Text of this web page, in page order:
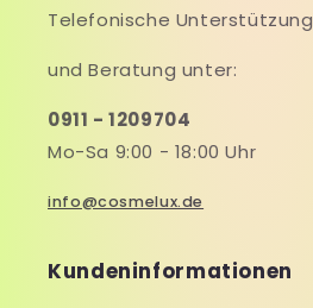
Telefonische Unterstützung
und Beratung unter:
0911 - 1209704
Mo-Sa 9:00 - 18:00 Uhr
info@cosmelux.de
Kundeninformationen